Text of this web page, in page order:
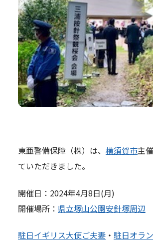
東亜警備保障（株）は、 横須賀市主
ていただきました。
開催日：2024年4月8日(月)
開催場所： 県立塚山公園安針塚周辺
駐日イギリス大使ご夫妻 ・ 駐日オラ